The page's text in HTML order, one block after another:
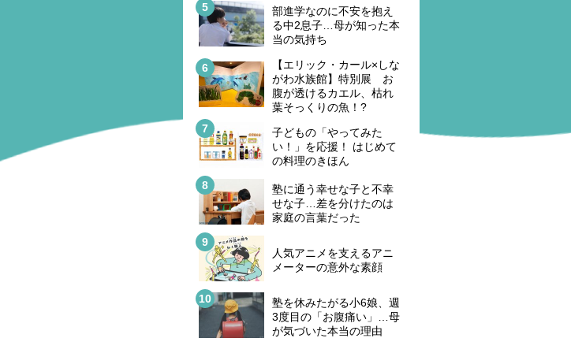
部進学なのに不安を抱え
る中2息子…母が知った本
当の気持ち
【エリック・カール×しな
がわ水族館】特別展 お
腹が透けるカエル、枯れ
葉そっくりの魚！?
子どもの「やってみた
い！」を応援！ はじめて
の料理のきほん
塾に通う幸せな子と不幸
せな子…差を分けたのは
家庭の言葉だった
人気アニメを支えるアニ
メーターの意外な素顔
塾を休みたがる小6娘、週
3度目の「お腹痛い」…母
が気づいた本当の理由